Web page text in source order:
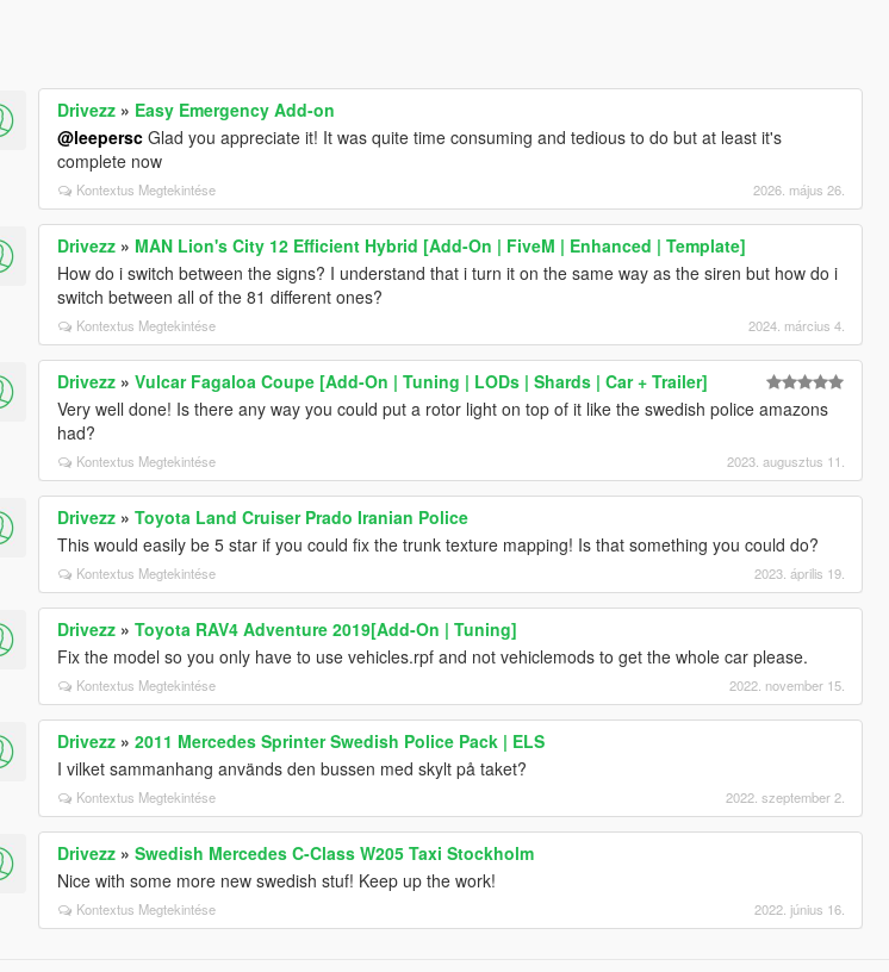
Drivezz » Easy Emergency Add-on
@leepersc Glad you appreciate it! It was quite time consuming and tedious to do but at least it's
complete now
Kontextus Megtekintése 2026. május 26.
Drivezz » MAN Lion's City 12 Efficient Hybrid [Add-On | FiveM | Enhanced | Template]
How do i switch between the signs? I understand that i turn it on the same way as the siren but how do i
switch between all of the 81 different ones?
Kontextus Megtekintése 2024. március 4.
Drivezz »Vulcar Fagaloa Coupe [Add-On | Tuning | LODs | Shards | Car + Trailer]
Very well done! Is there any way you could put a rotor light on top of it like the swedish police amazons
had?
Kontextus Megtekintése 2023. augusztus 11.
Drivezz »Toyota Land Cruiser Prado Iranian Police
This would easily be 5 star if you could fix the trunk texture mapping! Is that something you could do?
Kontextus Megtekintése 2023. április 19.
Drivezz »Toyota RAV4 Adventure 2019[Add-On | Tuning]
Fix the model so you only have to use vehicles.rpf and not vehiclemods to get the whole car please.
Kontextus Megtekintése 2022. november 15.
Drivezz »2011 Mercedes Sprinter Swedish Police Pack | ELS
I vilket sammanhang används den bussen med skylt på taket?
Kontextus Megtekintése 2022. szeptember 2.
Drivezz »Swedish Mercedes C-Class W205 Taxi Stockholm
Nice with some more new swedish stuf! Keep up the work!
Kontextus Megtekintése 2022. június 16.